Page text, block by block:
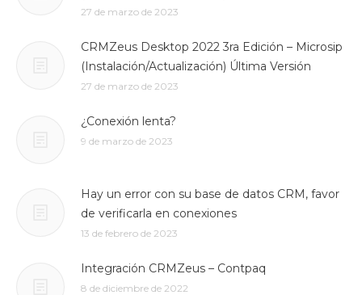
27 de marzo de 2023
CRMZeus Desktop 2022 3ra Edición – Microsip
(Instalación/Actualización) Última Versión
27 de marzo de 2023
¿Conexión lenta?
9 de marzo de 2023
Hay un error con su base de datos CRM, favor
de verificarla en conexiones
13 de febrero de 2023
Integración CRMZeus – Contpaq
8 de diciembre de 2022